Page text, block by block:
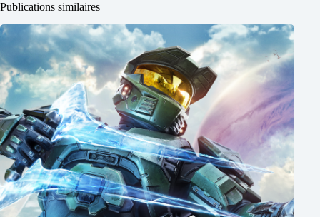
Publications similaires